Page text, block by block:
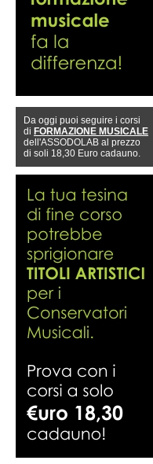
Da oggi puoi seguire i corsi
di FORMAZIONE MUSICALE
dell'ASSODOLAB al prezzo
di soli 18,30 Euro cadauno.